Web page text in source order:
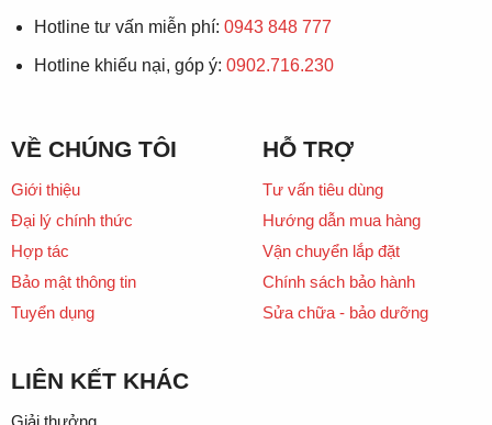
Hotline tư vấn miễn phí: 0943 848 777
Hotline khiếu nại, góp ý: 0902.716.230
VỀ CHÚNG TÔI
Giới thiệu
Đại lý chính thức
Hợp tác
Bảo mật thông tin
Tuyển dụng
HỖ TRỢ
Tư vấn tiêu dùng
Hướng dẫn mua hàng
Vận chuyển lắp đặt
Chính sách bảo hành
Sửa chữa - bảo dưỡng
LIÊN KẾT KHÁC